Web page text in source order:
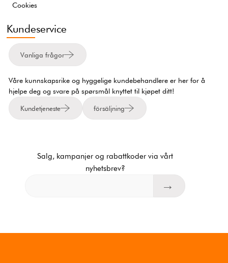
Cookies
Kundeservice
Vanliga frågor
Våre kunnskapsrike og hyggelige kundebehandlere er her for å
hjelpe deg og svare på spørsmål knyttet til kjøpet ditt!
Kundetjeneste försäljning
Salg, kampanjer og rabattkoder via vårt
nyhetsbrev?